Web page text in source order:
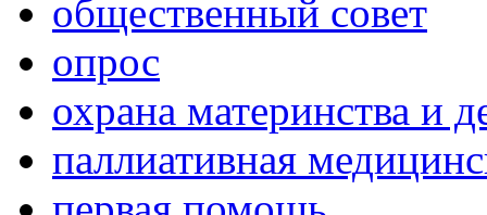
общественный совет
опрос
охрана материнства и
паллиативная